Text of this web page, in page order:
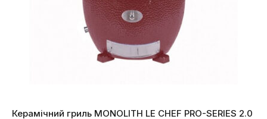
Керамічний гриль MONOLITH LE CHEF PRO-SERIES 2.0